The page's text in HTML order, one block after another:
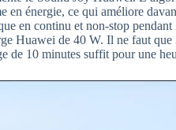
en énergie, ce qui améliore
en continu et non-stop
Huawei de 40 W. Il ne faut
de 10 minutes suffit pour une